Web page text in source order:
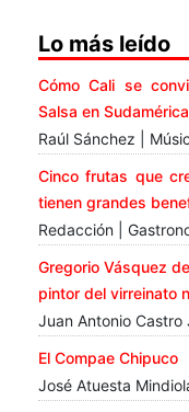
Lo más leído
Cómo Cali se
Salsa en Sudamérica
Raúl Sánchez |
Cinco frutas que
tienen grandes
Redacción |
Gregorio Vásquez
pintor del virreinato
Juan Antonio
El Compae Chipuco
José Atuesta